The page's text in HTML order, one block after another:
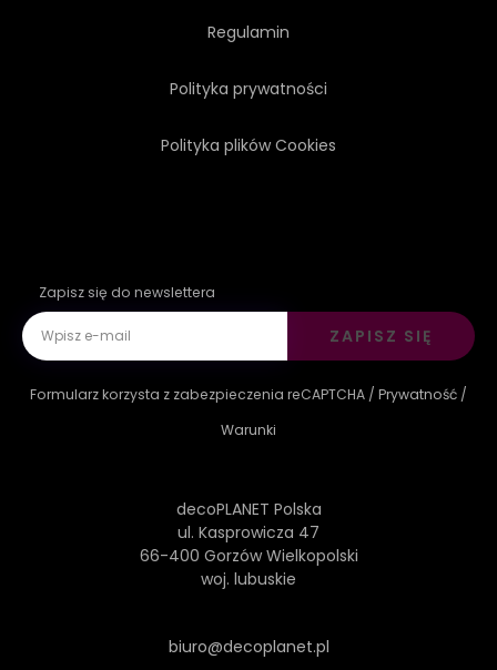
Regulamin
Polityka prywatności
Polityka plików Cookies
Zapisz się do newslettera
ZAPISZ SIĘ
Formularz korzysta z zabezpieczenia reCAPTCHA / Prywatność /
Warunki
decoPLANET Polska
ul. Kasprowicza 47
66-400 Gorzów Wielkopolski
woj. lubuskie
biuro@decoplanet.pl